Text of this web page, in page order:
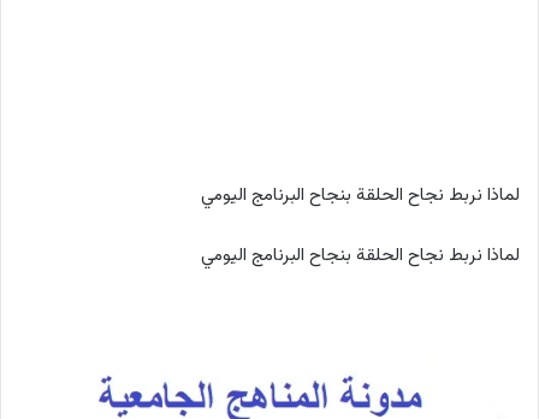
لماذا نربط نجاح الحلقة بنجاح البرنامج اليومي
لماذا نربط نجاح الحلقة بنجاح البرنامج اليومي